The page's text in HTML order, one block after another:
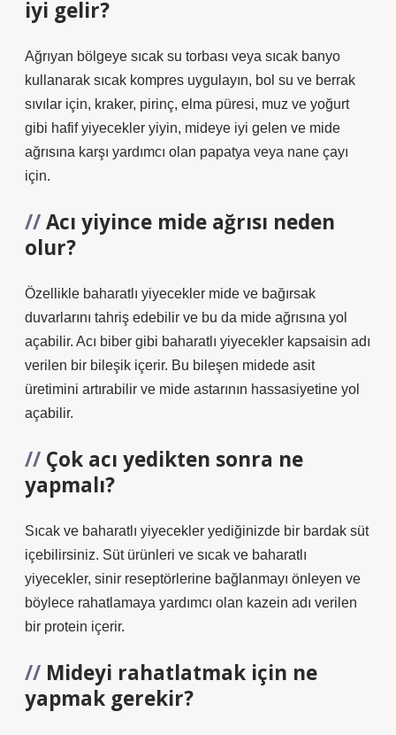
iyi gelir?
Ağrıyan bölgeye sıcak su torbası veya sıcak banyo
kullanarak sıcak kompres uygulayın, bol su ve berrak
sıvılar için, kraker, pirinç, elma püresi, muz ve yoğurt
gibi hafif yiyecekler yiyin, mideye iyi gelen ve mide
ağrısına karşı yardımcı olan papatya veya nane çayı
için.
Acı yiyince mide ağrısı neden
olur?
Özellikle baharatlı yiyecekler mide ve bağırsak
duvarlarını tahriş edebilir ve bu da mide ağrısına yol
açabilir. Acı biber gibi baharatlı yiyecekler kapsaisin adı
verilen bir bileşik içerir. Bu bileşen midede asit
üretimini artırabilir ve mide astarının hassasiyetine yol
açabilir.
Çok acı yedikten sonra ne
yapmalı?
Sıcak ve baharatlı yiyecekler yediğinizde bir bardak süt
içebilirsiniz. Süt ürünleri ve sıcak ve baharatlı
yiyecekler, sinir reseptörlerine bağlanmayı önleyen ve
böylece rahatlamaya yardımcı olan kazein adı verilen
bir protein içerir.
Mideyi rahatlatmak için ne
yapmak gerekir?